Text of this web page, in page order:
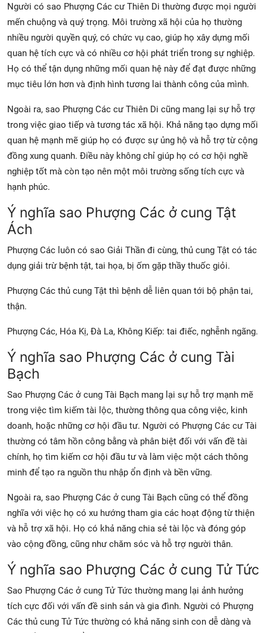
Người có sao Phượng Các cư Thiên Di thường được mọi người
mến chuộng và quý trọng. Môi trường xã hội của họ thường
nhiều người quyền quý, có chức vụ cao, giúp họ xây dựng mối
quan hệ tích cực và có nhiều cơ hội phát triển trong sự nghiệp.
Họ có thể tận dụng những mối quan hệ này để đạt được những
mục tiêu lớn hơn và định hình tương lai thành công của mình.
Ngoài ra, sao Phượng Các cư Thiên Di cũng mang lại sự hỗ trợ
trong việc giao tiếp và tương tác xã hội. Khả năng tạo dựng mối
quan hệ mạnh mẽ giúp họ có được sự ủng hộ và hỗ trợ từ cộng
đồng xung quanh. Điều này không chỉ giúp họ có cơ hội nghề
nghiệp tốt mà còn tạo nên một môi trường sống tích cực và
hạnh phúc.
Ý nghĩa sao Phượng Các ở cung Tật
Ách
Phượng Các luôn có sao Giải Thần đi cùng, thủ cung Tật có tác
dụng giải trừ bệnh tật, tai họa, bị ốm gặp thầy thuốc giỏi.
Phượng Các thủ cung Tật thì bệnh dễ liên quan tới bộ phận tai,
thận.
Phượng Các, Hóa Kị, Đà La, Không Kiếp: tai điếc, nghễnh ngãng.
Ý nghĩa sao Phượng Các ở cung Tài
Bạch
Sao Phượng Các ở cung Tài Bạch mang lại sự hỗ trợ mạnh mẽ
trong việc tìm kiếm tài lộc, thường thông qua công việc, kinh
doanh, hoặc những cơ hội đầu tư. Người có Phượng Các cư Tài
thường có tâm hồn công bằng và phân biệt đối với vấn đề tài
chính, họ tìm kiếm cơ hội đầu tư và làm việc một cách thông
minh để tạo ra nguồn thu nhập ổn định và bền vững.
Ngoài ra, sao Phượng Các ở cung Tài Bạch cũng có thể đồng
nghĩa với việc họ có xu hướng tham gia các hoạt động từ thiện
và hỗ trợ xã hội. Họ có khả năng chia sẻ tài lộc và đóng góp
vào cộng đồng, cũng như chăm sóc và hỗ trợ người thân.
Ý nghĩa sao Phượng Các ở cung Tử Tức
Sao Phượng Các ở cung Tử Tức thường mang lại ảnh hưởng
tích cực đối với vấn đề sinh sản và gia đình. Người có Phượng
Các thủ cung Tử Tức thường có khả năng sinh con dễ dàng và